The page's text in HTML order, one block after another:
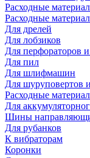
Расходные
Расходные
Для дрелей
Для лобзиков
Для перфораторов
Для пил
Для шлифмашин
Для шуруповертов
Расходные
Для
Шины
Для рубанков
К вибраторам
Коронки